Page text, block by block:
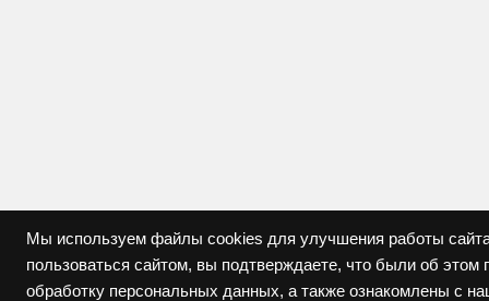
Мы используем файлы cookies для улучшения работы
пользоваться сайтом, вы подтверждаете, что были об
обработку персональных данных, а также ознакомлены с